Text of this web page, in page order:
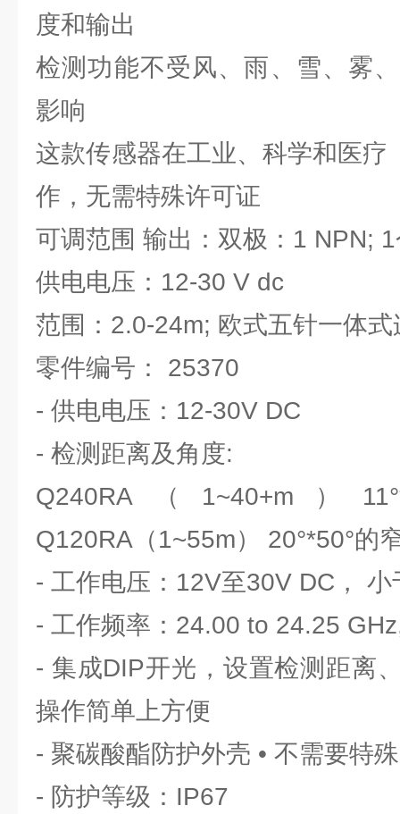
度和输出
检测功能不受风、雨、雪、雾
影响
这款传感器在工业、科学和医疗
作，无需特殊许可证
可调范围 输出：双极：1 NPN;
供电电压：12-30 V dc
范围：2.0-24m; 欧式五针一体式
零件编号： 25370
- 供电电压：12-30V DC
- 检测距离及角度:
Q240RA（1~40+m）
Q120RA（1~55m） 20°*50°的
- 工作电压：12V至30V DC，
- 工作频率：24.00 to 24.25
- 集成DIP开光，设置检测距离
操作简单上方便
- 聚碳酸酯防护外壳 • 不需要特
- 防护等级：IP67